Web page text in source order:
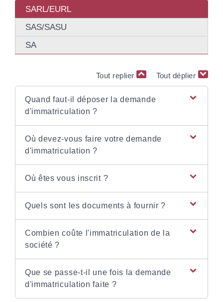
SARL/EURL
SAS/SASU
SA
Tout replier Tout déplier
Quand faut-il déposer la demande
d'immatriculation ?
Où devez-vous faire votre demande
d'immatriculation ?
Où êtes vous inscrit ?
Quels sont les documents à fournir ?
Combien coûte l'immatriculation de la
société ?
Que se passe-t-il une fois la demande
d'immatriculation faite ?